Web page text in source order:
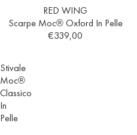
RED WING
Scarpe Moc® Oxford In Pelle
€339,00
Stivale
Moc®
Classico
In
Pelle